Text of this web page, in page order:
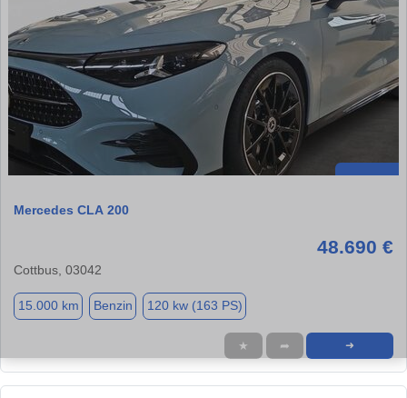
Mercedes CLA 200
48.690 €
Cottbus, 03042
15.000 km Benzin 120 kw (163 PS)
★ ➦ ➜